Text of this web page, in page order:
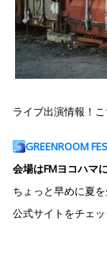
ライブ出演情報！
GREENROOM
会場はFMヨコハマ
ちょっと早めに夏
公式サイトをチェッ